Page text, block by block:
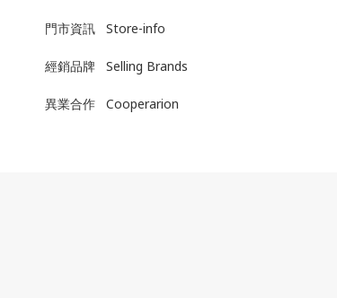
門市資訊 Store-info
經銷品牌 Selling Brands
異業合作 Cooperarion